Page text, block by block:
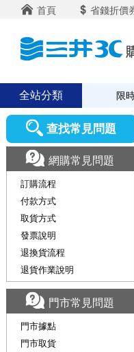
首頁 省錢折價
全站分類 限
查找常見問題
網購常見問題
訂購流程
付款方式
取貨方式
發票說明
退換貨流程
退貨作業說明
門市常見問題
門市據點
門市取貨